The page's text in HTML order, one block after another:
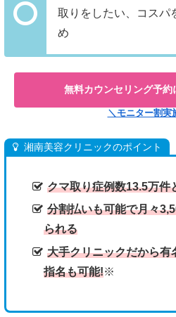
取りをしたい、コスパ
め
無料カウンセリング予約
＼モニター割実
湘南美容クリニックのポイント
クマ取り症例数13.5万件
分割払いも可能で月々
られる
大手クリニックだから
指名も可能!※